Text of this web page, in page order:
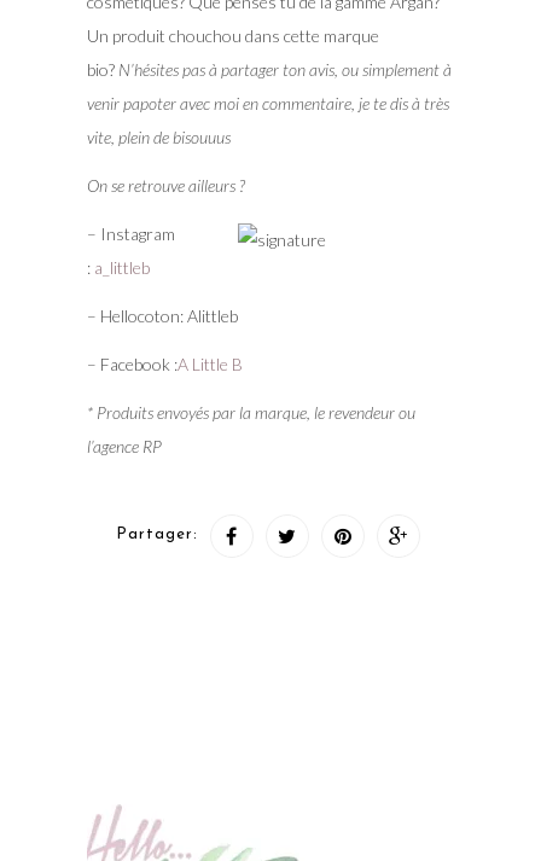
Un produit chouchou dans cette marque
bio?N’hésites pas à partager ton avis, ou simplement à
venir papoter avec moi en commentaire, je te dis à très
vite, plein de bisouuus
On se retrouve ailleurs ?
– Instagram
: a_littleb
– Hellocoton: Alittleb
– Facebook :A Little B
* Produits envoyés par la marque, le revendeur ou
l’agence RP
Partager: